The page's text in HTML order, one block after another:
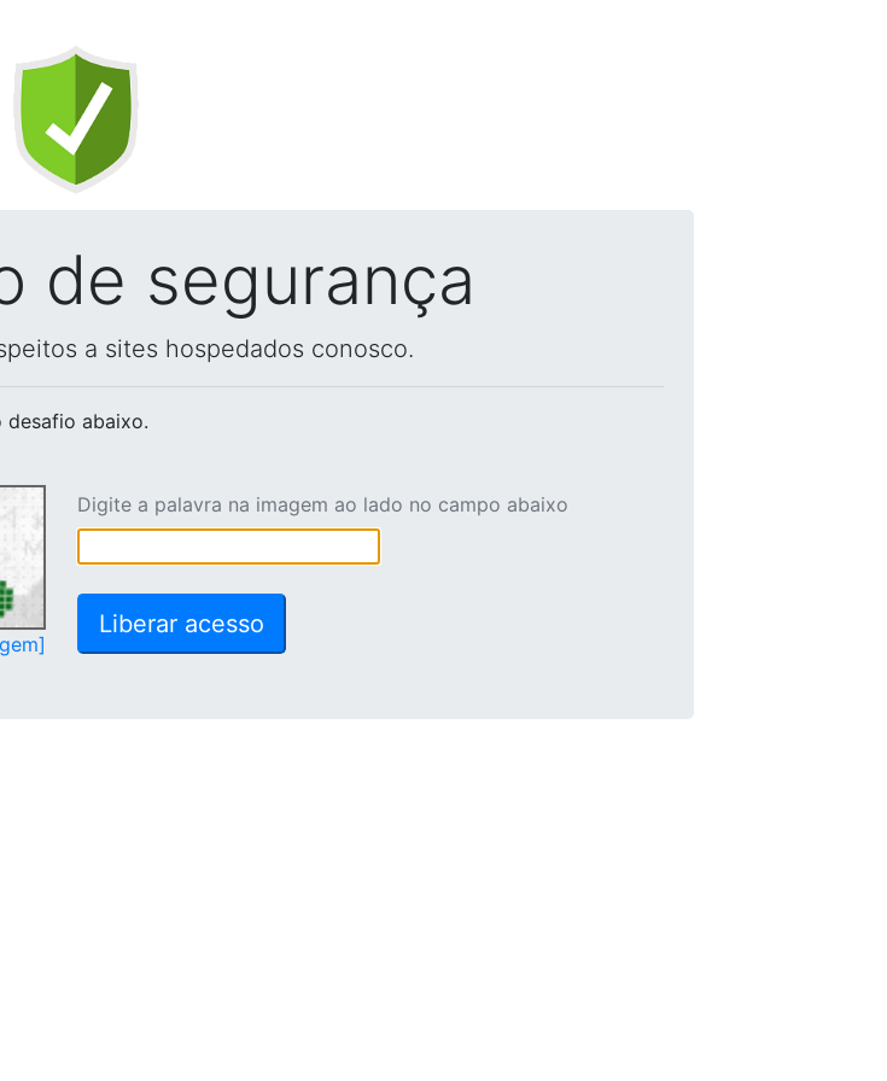
de segurança
a sites hospedados conosco.
desafio abaixo.
Digite a palavra na imagem ao lado no campo abaixo